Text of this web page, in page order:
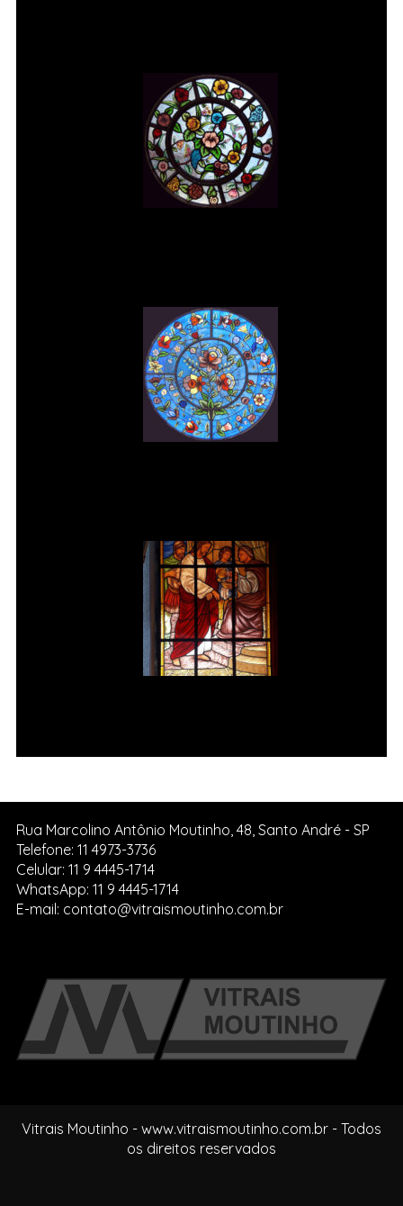
Rua Marcolino Antônio Moutinho, 48, Santo André - SP
Telefone: 11 4973-3736
Celular: 11 9 4445-1714
WhatsApp: 11 9 4445-1714
E-mail: contato@vitraismoutinho.com.br
Vitrais Moutinho - www.vitraismoutinho.com.br - Todos
os direitos reservados